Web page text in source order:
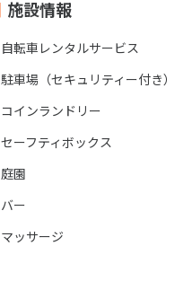
施設情報
自転車レンタルサービス
駐車場（セキュリティー付き）
コインランドリー
セーフティボックス
庭園
バー
マッサージ